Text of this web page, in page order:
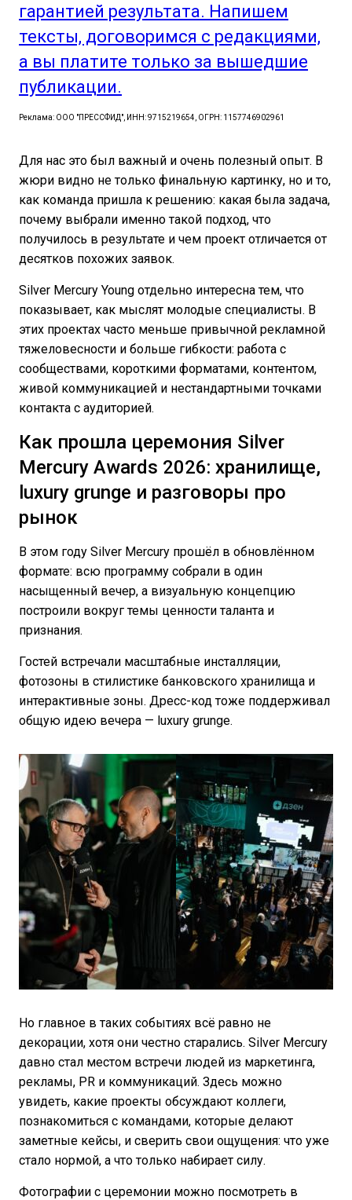
гарантией результата. Напишем
тексты, договоримся с редакциями,
а вы платите только за вышедшие
публикации.
Реклама: ООО "ПРЕССФИД", ИНН: 9715219654, ОГРН: 1157746902961
Для нас это был важный и очень полезный опыт. В
жюри видно не только финальную картинку, но и то,
как команда пришла к решению: какая была задача,
почему выбрали именно такой подход, что
получилось в результате и чем проект отличается от
десятков похожих заявок.
Silver Mercury Young отдельно интересна тем, что
показывает, как мыслят молодые специалисты. В
этих проектах часто меньше привычной рекламной
тяжеловесности и больше гибкости: работа с
сообществами, короткими форматами, контентом,
живой коммуникацией и нестандартными точками
контакта с аудиторией.
Как прошла церемония Silver
Mercury Awards 2026: хранилище,
luxury grunge и разговоры про
рынок
В этом году Silver Mercury прошёл в обновлённом
формате: всю программу собрали в один
насыщенный вечер, а визуальную концепцию
построили вокруг темы ценности таланта и
признания.
Гостей встречали масштабные инсталляции,
фотозоны в стилистике банковского хранилища и
интерактивные зоны. Дресс-код тоже поддерживал
общую идею вечера — luxury grunge.
Но главное в таких событиях всё равно не
декорации, хотя они честно старались. Silver Mercury
давно стал местом встречи людей из маркетинга,
рекламы, PR и коммуникаций. Здесь можно
увидеть, какие проекты обсуждают коллеги,
познакомиться с командами, которые делают
заметные кейсы, и сверить свои ощущения: что уже
стало нормой, а что только набирает силу.
Фотографии с церемонии можно посмотреть в